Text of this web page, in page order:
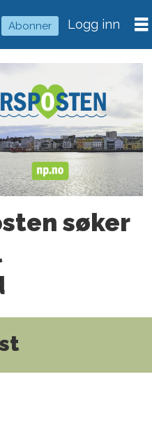
Abonner Logg inn
søker